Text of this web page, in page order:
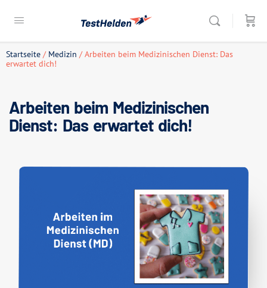
Startseite / Medizin / Arbeiten beim Medizinischen Dienst: Das
erwartet dich!
Arbeiten beim Medizinischen
Dienst: Das erwartet dich!